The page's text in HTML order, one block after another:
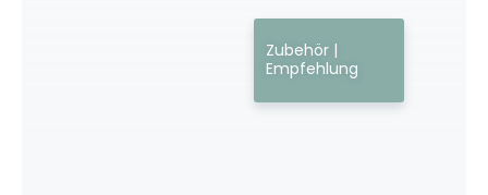
Zubehör |
Empfehlung